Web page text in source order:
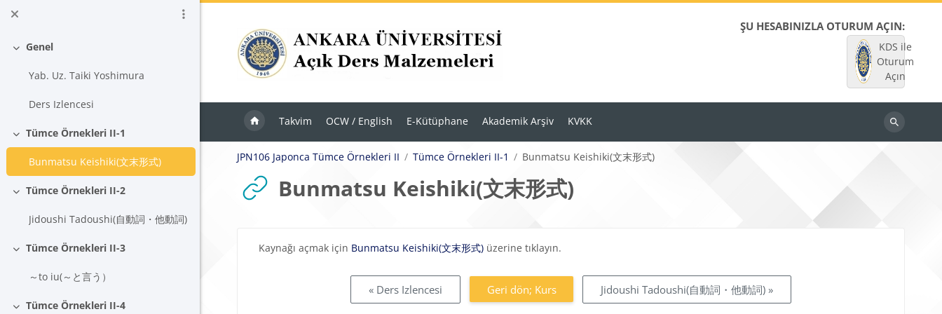
Ana içeriğe git
Daralt
Genel
Yab. Uz. Taiki Yoshimura
Ders Izlencesi
Daralt
Tümce Örnekleri II-1
Bunmatsu Keishiki(文末形式)
Daralt
Tümce Örnekleri II-2
Jidoushi Tadoushi(自動詞・他動詞)
Daralt
Tümce Örnekleri II-3
～to iu(～と言う）
Tümce Örnekleri II-4
ŞU HESABINIZLA OTURUM AÇIN:
KDS ile
Oturum
Açın
Takvim OCW / English E-Kütüphane Akademik Arşiv KVKK
Dersleri
JPN106 Japonca Tümce Örnekleri II Tümce Örnekleri II-1 Bunmatsu Keishiki(文末形式)
Bunmatsu Keishiki(文末形式)
Tamamlama Gereklilikleri
Kaynağı açmak için Bunmatsu Keishiki(文末形式)üzerine tıklayın.
« Ders Izlencesi Geri dön; Kurs Jidoushi Tadoushi(自動詞・他動詞) »